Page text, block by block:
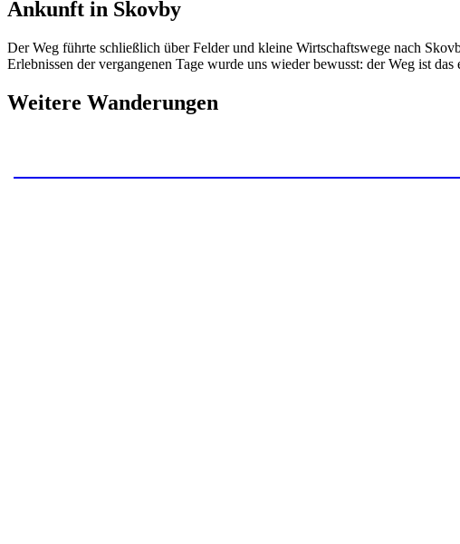
Ankunft in Skovby
Der Weg führte schließlich über Felder und kleine Wirtschaftswege nach
Erlebnissen der vergangenen Tage wurde uns wieder bewusst: der Weg ist
Weitere Wanderungen